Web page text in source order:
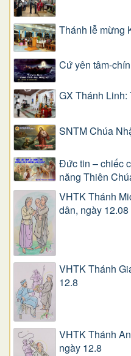
Thánh lễ mừng
Cứ yên tâm-
GX Thánh
SNTM Chúa
Đức tin – chiếc
năng Thiên
VHTK Thánh
dân, ngày 12.08
VHTK Thánh
12.8
VHTK Thánh
ngày 12.8